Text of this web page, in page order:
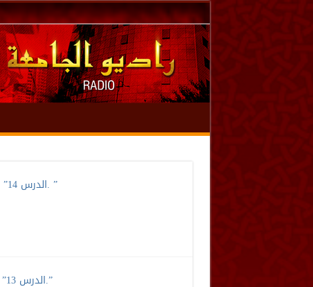
الدرس 14” بيان حكم رسم الألفات من أول سورة الأعراف إلى آخر القرآن الكريم. ”
الدرس 13” بيان حكم رسم الألفات من أول سورة الفاتحة إلى آخر سورة الأنعام.”